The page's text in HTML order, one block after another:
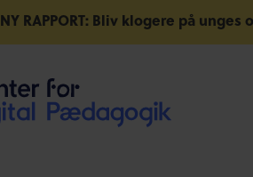
NY RAPPORT: Bliv klogere på